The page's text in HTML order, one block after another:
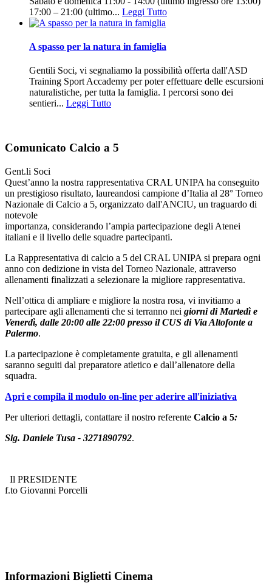
17:00 – 21:00 (ultimo... Leggi Tutto
A spasso per la natura in famiglia
Gentili Soci, vi segnaliamo la possibilità offerta dall'ASD
Training Sport Accademy per poter effettuare delle escursioni
naturalistiche, per tutta la famiglia. I percorsi sono dei
sentieri... Leggi Tutto
Comunicato Calcio a 5
Gent.li Soci
Quest’anno la nostra rappresentativa CRAL UNIPA ha conseguito
un prestigioso risultato, laureandosi campione d’Italia al 28° Torneo
Nazionale di Calcio a 5, organizzato dall'ANCIU, un traguardo di
notevole
importanza, considerando l’ampia partecipazione degli Atenei
italiani e il livello delle squadre partecipanti.
La Rappresentativa di calcio a 5 del CRAL UNIPA si prepara ogni
anno con dedizione in vista del Torneo Nazionale, attraverso
allenamenti finalizzati a selezionare la migliore rappresentativa.
Nell’ottica di ampliare e migliore la nostra rosa, vi invitiamo a
partecipare agli allenamenti che si terranno nei giorni di Martedì e
Venerdì, dalle 20:00 alle 22:00 presso il CUS di Via Altofonte a
Palermo.
La partecipazione è completamente gratuita, e gli allenamenti
saranno seguiti dal preparatore atletico e dall’allenatore della
squadra.
Apri e compila il modulo on-line per aderire all'iniziativa
Per ulteriori dettagli, contattare il nostro referente Calcio a 5:
Sig. Daniele Tusa - 3271890792.
Il PRESIDENTE
f.to Giovanni Porcelli
Informazioni Biglietti Cinema